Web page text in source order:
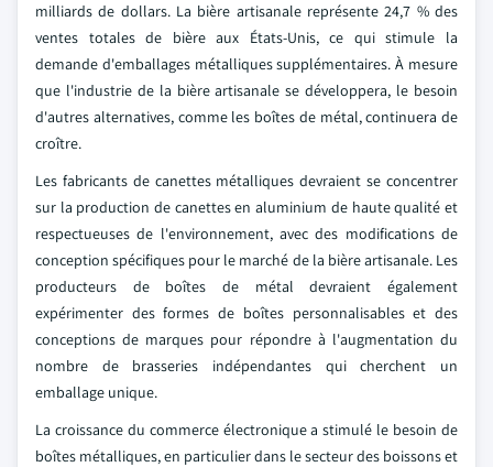
milliards de dollars. La bière artisanale représente 24,7 % des
ventes totales de bière aux États-Unis, ce qui stimule la
demande d'emballages métalliques supplémentaires. À mesure
que l'industrie de la bière artisanale se développera, le besoin
d'autres alternatives, comme les boîtes de métal, continuera de
croître.
Les fabricants de canettes métalliques devraient se concentrer
sur la production de canettes en aluminium de haute qualité et
respectueuses de l'environnement, avec des modifications de
conception spécifiques pour le marché de la bière artisanale. Les
producteurs de boîtes de métal devraient également
expérimenter des formes de boîtes personnalisables et des
conceptions de marques pour répondre à l'augmentation du
nombre de brasseries indépendantes qui cherchent un
emballage unique.
La croissance du commerce électronique a stimulé le besoin de
boîtes métalliques, en particulier dans le secteur des boissons et